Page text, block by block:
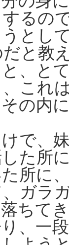
るの
とし
と教
、と
これ
の内
で、
した所
所に
ガラ
ちて
、一